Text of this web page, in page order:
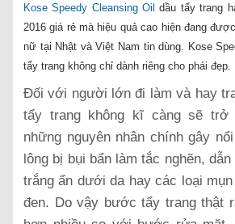
Kose Speedy Cleansing Oil dầu tẩy trang
2016 giá rẻ mà hiệu quả cao hiện đang
nữ tại Nhật và Việt Nam tin dùng. Kose
tẩy trang không chỉ dành riêng cho phái đẹp.
Đối với người lớn đi làm và hay
tẩy trang không kĩ càng sẽ trở
những nguyên nhân chính gây
lông bị bụi bẩn làm tắc nghẽn,
trắng ẩn dưới da hay các loại
đen. Do vậy bước tẩy trang thật